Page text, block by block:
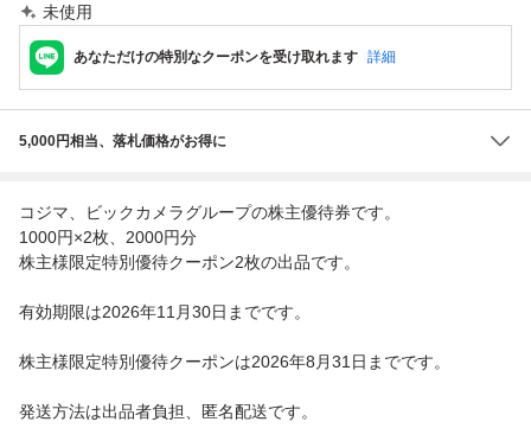
未使用
あなただけの特別なクーポンを受け取れます 詳細
5,000円相当、落札価格がお得に
コジマ、ビックカメラグループの株主優待券です。
1000円×2枚、2000円分
株主様限定特別優待クーポン2枚の出品です。
有効期限は2026年11月30日までです。
株主様限定特別優待クーポンは2026年8月31日までです。
発送方法は出品者負担、匿名配送です。